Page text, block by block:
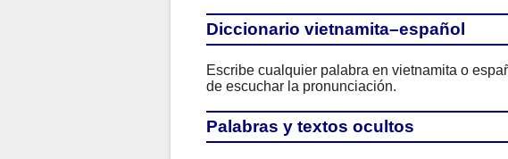
Diccionario vietnamita–español
Escribe cualquier palabra en vietnamita o
de escuchar la pronunciación.
Palabras y textos ocultos